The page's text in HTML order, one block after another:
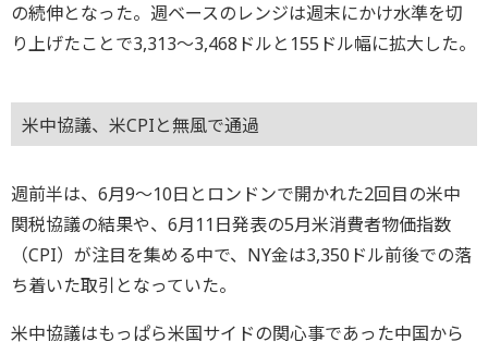
の続伸となった。週ベースのレンジは週末にかけ水準を切
り上げたことで3,313～3,468ドルと155ドル幅に拡大した。
米中協議、米CPIと無風で通過
週前半は、6月9～10日とロンドンで開かれた2回目の米中
関税協議の結果や、6月11日発表の5月米消費者物価指数
（CPI）が注目を集める中で、NY金は3,350ドル前後での落
ち着いた取引となっていた。
米中協議はもっぱら米国サイドの関心事であった中国から